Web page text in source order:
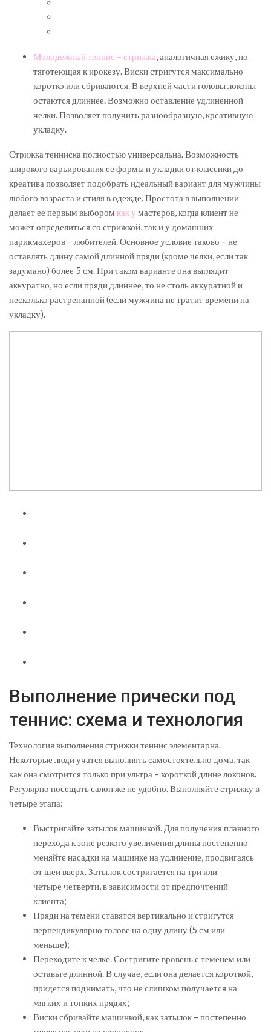
Молодежный теннис – стрижка, аналогичная ежику, но
тяготеющая к ирокезу. Виски стригутся максимально
коротко или сбриваются. В верхней части головы локоны
остаются длиннее. Возможно оставление удлиненной
челки. Позволяет получить разнообразную, креативную
укладку.
Стрижка тенниска полностью универсальна. Возможность
широкого варьирования ее формы и укладки от классики до
креатива позволяет подобрать идеальный вариант для мужчины
любого возраста и стиля в одежде. Простота в выполнении
делает ее первым выбором как у мастеров, когда клиент не
может определиться со стрижкой, так и у домашних
парикмахеров – любителей. Основное условие таково – не
оставлять длину самой длинной пряди (кроме челки, если так
задумано) более 5 см. При таком варианте она выглядит
аккуратно, но если пряди длиннее, то не столь аккуратной и
несколько растрепанной (если мужчина не тратит времени на
укладку).
Выполнение прически под
теннис: схема и технология
Технология выполнения стрижки теннис элементарна.
Некоторые люди учатся выполнять самостоятельно дома, так
как она смотрится только при ультра – короткой длине локонов.
Регулярно посещать салон же не удобно. Выполняйте стрижку в
четыре этапа:
Выстригайте затылок машинкой. Для получения плавного
перехода к зоне резкого увеличения длины постепенно
меняйте насадки на машинке на удлинение, продвигаясь
от шеи вверх. Затылок состригается на три или
четыре четверти, в зависимости от предпочтений
клиента;
Пряди на темени ставятся вертикально и стригутся
перпендикулярно голове на одну длину (5 см или
меньше);
Переходите к челке. Состригите вровень с теменем или
оставьте длинной. В случае, если она делается короткой,
придется поднимать, что не слишком получается на
мягких и тонких прядях;
Виски сбривайте машинкой, как затылок – постепенно